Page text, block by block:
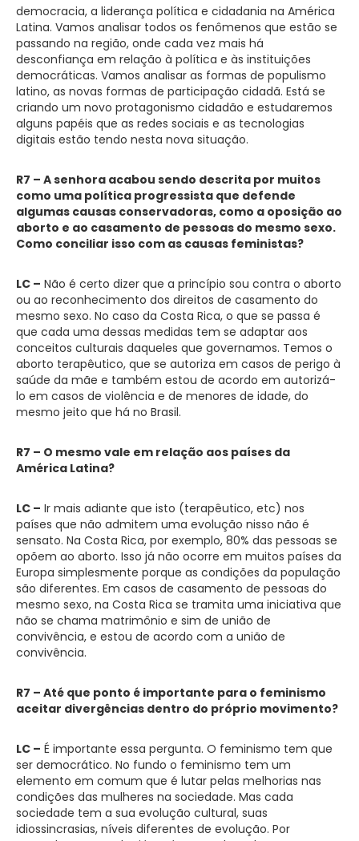
democracia, a liderança política e cidadania na América
Latina. Vamos analisar todos os fenômenos que estão se
passando na região, onde cada vez mais há
desconfiança em relação à política e às instituições
democráticas. Vamos analisar as formas de populismo
latino, as novas formas de participação cidadã. Está se
criando um novo protagonismo cidadão e estudaremos
alguns papéis que as redes sociais e as tecnologias
digitais estão tendo nesta nova situação.
R7 – A senhora acabou sendo descrita por muitos
como uma política progressista que defende
algumas causas conservadoras, como a oposição ao
aborto e ao casamento de pessoas do mesmo sexo.
Como conciliar isso com as causas feministas?
LC – Não é certo dizer que a princípio sou contra o aborto
ou ao reconhecimento dos direitos de casamento do
mesmo sexo. No caso da Costa Rica, o que se passa é
que cada uma dessas medidas tem se adaptar aos
conceitos culturais daqueles que governamos. Temos o
aborto terapêutico, que se autoriza em casos de perigo à
saúde da mãe e também estou de acordo em autorizá-
lo em casos de violência e de menores de idade, do
mesmo jeito que há no Brasil.
R7 – O mesmo vale em relação aos países da
América Latina?
LC – Ir mais adiante que isto (terapêutico, etc) nos
países que não admitem uma evolução nisso não é
sensato. Na Costa Rica, por exemplo, 80% das pessoas se
opõem ao aborto. Isso já não ocorre em muitos países da
Europa simplesmente porque as condições da população
são diferentes. Em casos de casamento de pessoas do
mesmo sexo, na Costa Rica se tramita uma iniciativa que
não se chama matrimônio e sim de união de
convivência, e estou de acordo com a união de
convivência.
R7 – Até que ponto é importante para o feminismo
aceitar divergências dentro do próprio movimento?
LC – É importante essa pergunta. O feminismo tem que
ser democrático. No fundo o feminismo tem um
elemento em comum que é lutar pelas melhorias nas
condições das mulheres na sociedade. Mas cada
sociedade tem a sua evolução cultural, suas
idiossincrasias, níveis diferentes de evolução. Por